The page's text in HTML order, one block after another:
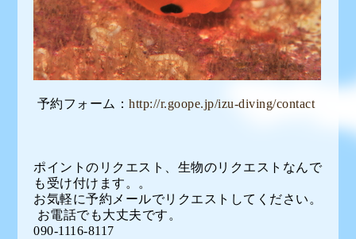
予約フォーム：http://r.goope.jp/izu-diving/contact
ポイントのリクエスト、生物のリクエストなんで
も受け付けます。。
お気軽に予約メールでリクエストしてください。
お電話でも大丈夫です。
090-1116-8117